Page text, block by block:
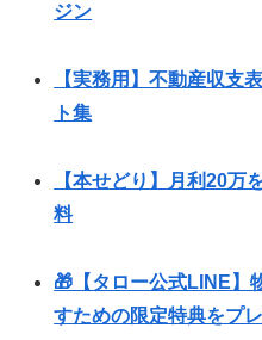
ジン
【実務用】不動産収支
ト集
【本せどり】月利20万
料
🎁【タロー公式LINE】
すための限定特典をプ